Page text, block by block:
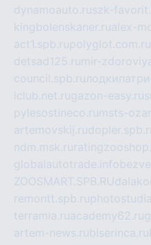
dynamoauto.ruszk-
kingbolenskaner.rualex-
act1.spb.rupolyglot.com.ru
detsad125.ru mir-
council.spb.ru
iclub.net.rugazon-easy.ru
pylesostineco.ru msts-
artemovskij.ru
ndm.msk.ru
globalautotrade.info
ZOOSMART.SPB.RU
remontt.spb.ru
terramia.ruacademy62.ru
artem-news.rubiserinca.ru